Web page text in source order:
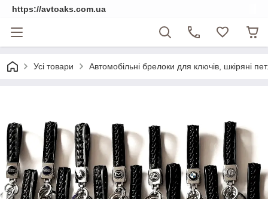
https://avtoaks.com.ua
Усі товари Автомобільні брелоки для ключів, шкіряні